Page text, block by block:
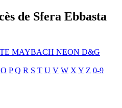
de Sfera Ebbasta
MAYBACH NEON D&G
O P Q R S T U V W X Y Z 0-9